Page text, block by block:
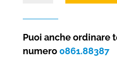
110
frontale
Puoi anche ordinare
numero 0861.88387